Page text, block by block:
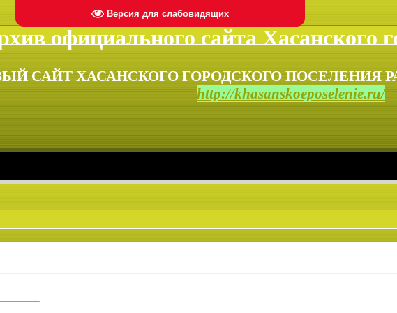
Версия для слабовидящих
официального сайта Хасанского
САЙТ ХАСАНСКОГО ГОРОДСКОГО ПОСЕЛЕНИЯ
http://khasanskoeposelenie.ru/